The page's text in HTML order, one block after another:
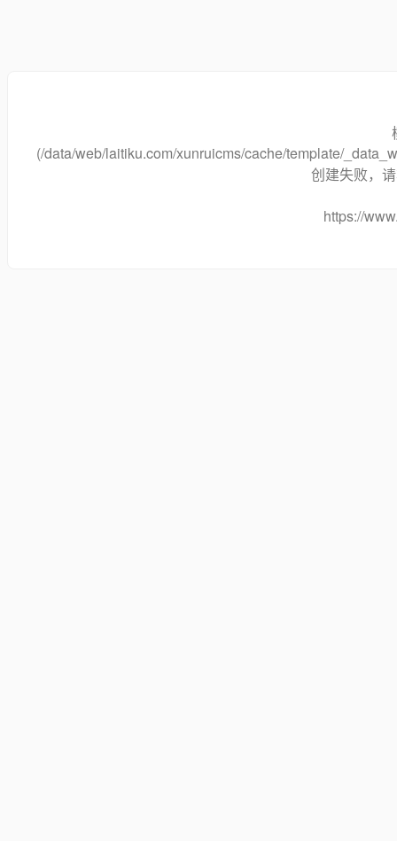
(/data/web/laitiku.com/xunruicms/cache/template/
创建失败，
https://